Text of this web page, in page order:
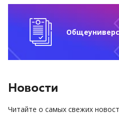
Новости
Читайте о самых свежих